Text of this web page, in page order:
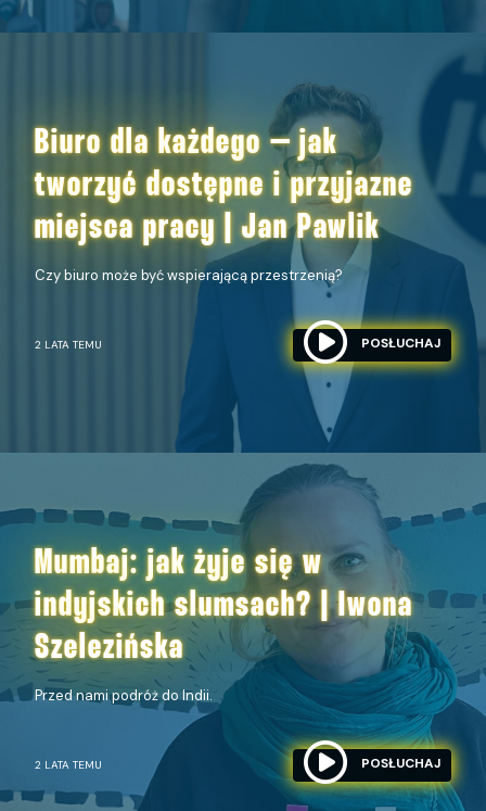
Biuro dla każdego – jak
tworzyć dostępne i przyjazne
miejsca pracy | Jan Pawlik
Czy biuro może być wspierającą przestrzenią?
2 LATA TEMU POSŁUCHAJ
Mumbaj: jak żyje się w
indyjskich slumsach? | Iwona
Szelezińska
Przed nami podróż do Indii.
2 LATA TEMU POSŁUCHAJ